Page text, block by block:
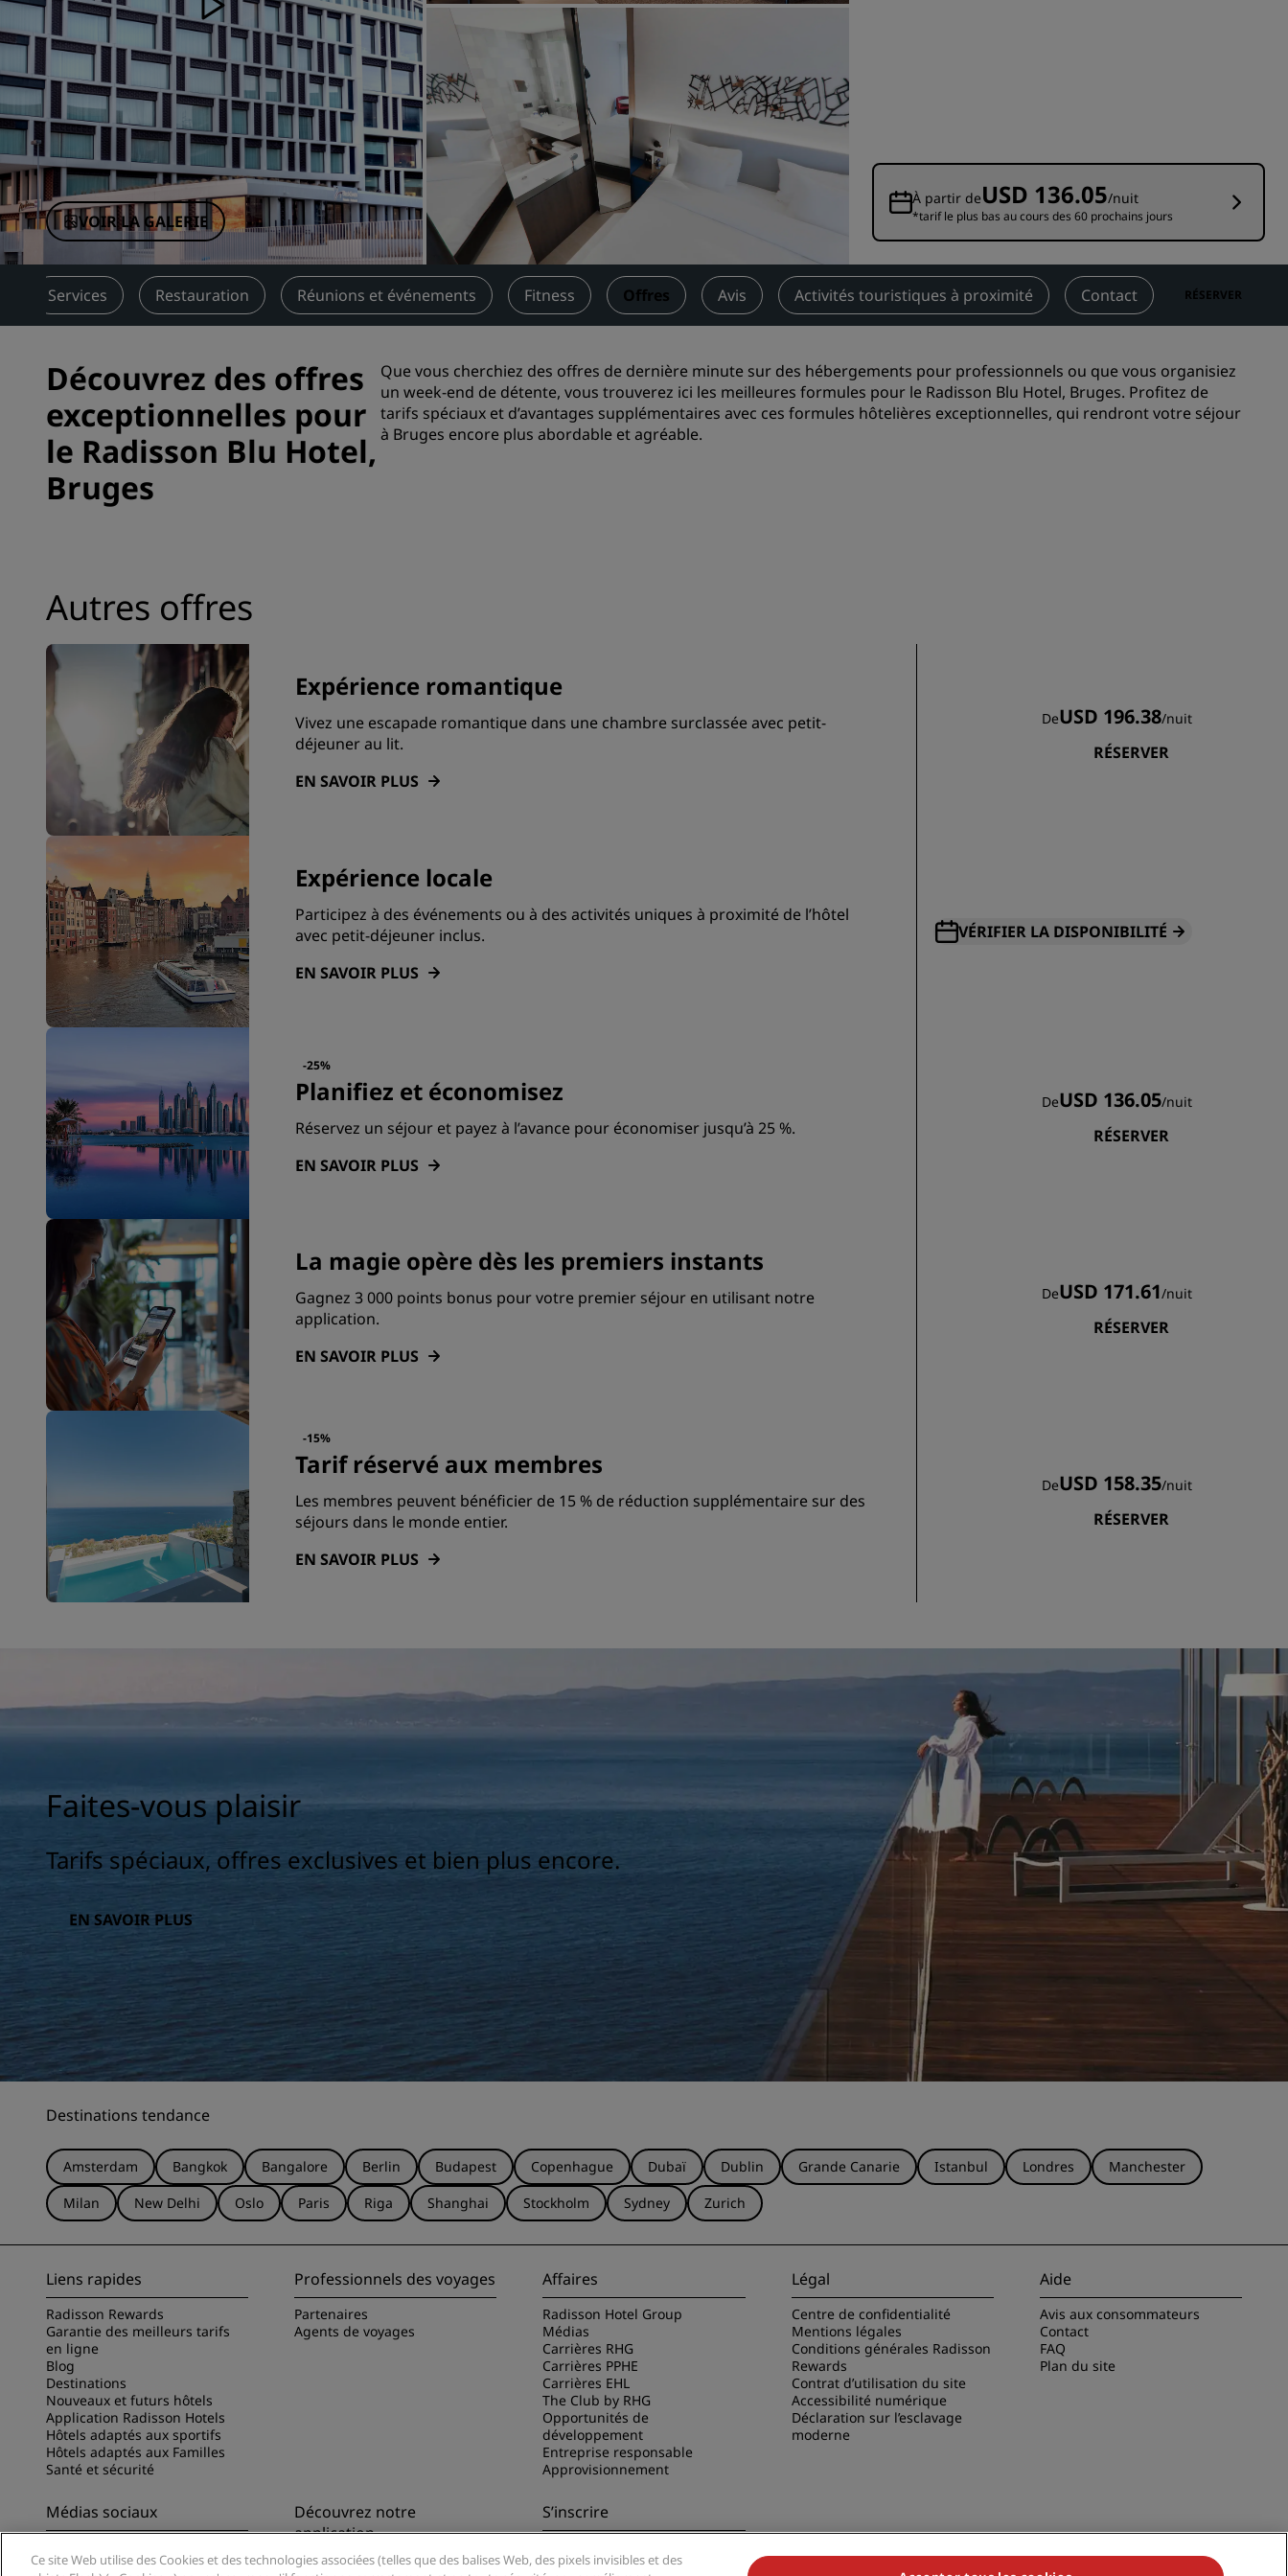
Marques affiliées en Chine
Solutions d’entreprise
Rechercher des vols
Rechercher des vols
Rechercher un restaurant
Services numériques
Application Radisson Hotels
Hôtels du centre-ville
Consultez notre blog
Radisson Rewards
Découvrez Radisson Rewards
Avantages
Comment gagner des points
Bookers et Planners
VOIR LA GALERIE
À partir deUSD 136.05/nuit
*tarif le plus bas au cours des 60 prochains jours
Services Restauration Réunions et événements Fitness Offres Avis Activités touristiques à proximité Contact RÉSERVER
Découvrez des offres
exceptionnelles pour
le Radisson Blu Hotel,
Bruges
Que vous cherchiez des offres de dernière minute sur des hébergements pour professionnels ou que vous organisiez
un week-end de détente, vous trouverez ici les meilleures formules pour le Radisson Blu Hotel, Bruges. Profitez de
tarifs spéciaux et d’avantages supplémentaires avec ces formules hôtelières exceptionnelles, qui rendront votre séjour
à Bruges encore plus abordable et agréable.
Autres offres
Expérience romantique
Vivez une escapade romantique dans une chambre surclassée avec petit-
déjeuner au lit.
EN SAVOIR PLUS
DeUSD 196.38/nuit
RÉSERVER
Expérience locale
Participez à des événements ou à des activités uniques à proximité de l’hôtel
avec petit-déjeuner inclus.
EN SAVOIR PLUS
VÉRIFIER LA DISPONIBILITÉ
-25%
Planifiez et économisez
Réservez un séjour et payez à l’avance pour économiser jusqu’à 25 %.
EN SAVOIR PLUS
DeUSD 136.05/nuit
RÉSERVER
La magie opère dès les premiers instants
Gagnez 3 000 points bonus pour votre premier séjour en utilisant notre
application.
EN SAVOIR PLUS
DeUSD 171.61/nuit
RÉSERVER
-15%
Tarif réservé aux membres
Les membres peuvent bénéficier de 15 % de réduction supplémentaire sur des
séjours dans le monde entier.
EN SAVOIR PLUS
DeUSD 158.35/nuit
RÉSERVER
Faites-vous plaisir
Tarifs spéciaux, offres exclusives et bien plus encore.
EN SAVOIR PLUS
Destinations tendance
Amsterdam Bangkok Bangalore Berlin Budapest Copenhague Dubaï Dublin Grande Canarie Istanbul Londres
Manchester
Milan
New Delhi Oslo Paris Riga Shanghai Stockholm Sydney Zurich
Liens rapides
Radisson Rewards
Garantie des meilleurs tarifs
en ligne
Blog
Destinations
Nouveaux et futurs hôtels
Application Radisson Hotels
Hôtels adaptés aux sportifs
Hôtels adaptés aux Familles
Santé et sécurité
Professionnels des voyages
Partenaires
Agents de voyages
Affaires
Radisson Hotel Group
Médias
Carrières RHG
Carrières PPHE
Carrières EHL
The Club by RHG
Opportunités de
développement
Entreprise responsable
Approvisionnement
Légal
Centre de confidentialité
Mentions légales
Conditions générales Radisson
Rewards
Contrat d’utilisation du site
Accessibilité numérique
Déclaration sur l’esclavage
moderne
Aide
Avis aux consommateurs
Contact
FAQ
Plan du site
Médias sociaux
Découvrez notre
application
Découvrez l’appli Radisson Hotels
S’inscrire
offres les plus populaires
Ce site Web utilise des Cookies et des technologies associées (telles que des balises Web, des pixels invisibles et des